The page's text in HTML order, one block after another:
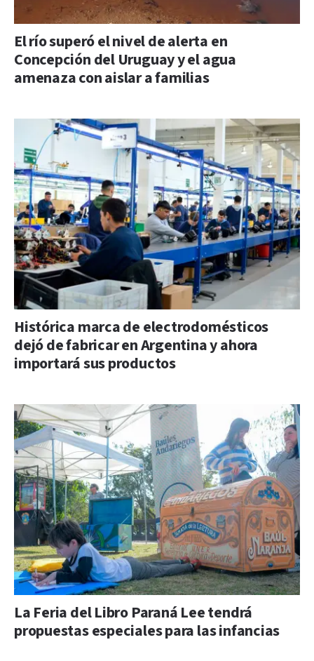
El río superó el nivel de alerta en
Concepción del Uruguay y el agua
amenaza con aislar a familias
Histórica marca de electrodomésticos
dejó de fabricar en Argentina y ahora
importará sus productos
La Feria del Libro Paraná Lee tendrá
propuestas especiales para las infancias